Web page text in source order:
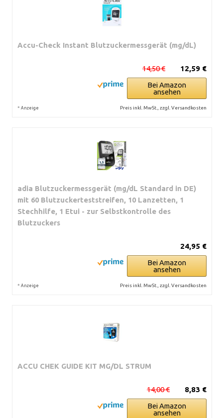
Accu-Check Instant Blutzuckermessgerät (mg/dL)
12,59 €
14,50 €
Bei Amazon
ansehen
* Anzeige Preis inkl. MwSt., zzgl. Versandkosten
adia Blutzuckermessgerät (mg/dL Standard in DE)
mit 60 Blutzuckerteststreifen, 10 Lanzetten, 1
Stechhilfe, 1 Etui - zur Selbstkontrolle des
Blutzuckers
24,95 €
Bei Amazon
ansehen
* Anzeige Preis inkl. MwSt., zzgl. Versandkosten
ACCU CHEK GUIDE KIT MG/DL STRUM
8,83 €
14,00 €
Bei Amazon
ansehen